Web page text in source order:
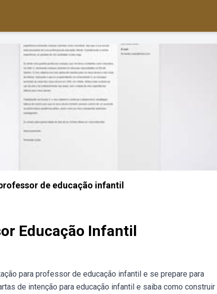
de educação infantil
Educação Infantil
para professor de educação infantil e se prepare para
de intenção para educação infantil e saiba como construir